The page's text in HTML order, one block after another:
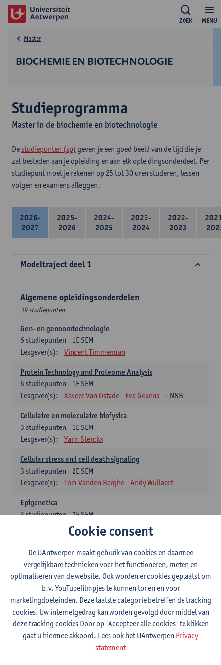
MENU
ZOEK
BIOCHEMIE EN BIOTECHNOLOGIE
Master
Studieprogramma
Master in de biochemie en biotechnologie
De studiepunten (sp) geven je een goed beeld van de tijd die je
zal besteden aan je opleiding en aan elk opleidingsonderdeel. Per
studiepunt moet je rekenen op 25 tot 30 uren studeren, lessen
volgen en examens afleggen.
2026-
2027
2025-
2026
2024-
2025
2023-
2024
2022-
2023
Modeltraject deel 1
Algemene opleidingsonderdelen
39 studiepunten
Gen- en genoomtechnologie
1E SEM
6 studiepunten
Lesgever(s):
Vincent Timmerman
Protein Technology and Proteome Analysis
1E SEM
6 studiepunten
Lesgever(s):
Xaveer Van Ostade Eva Geuens - NNB
Cellulaire en moleculaire biofysica
1E SEM
3 studiepunten
Lesgever(s):
Yann Sterckx
Cellular stress and cell death signaling
2E SEM
3 studiepunten
Lesgever(s):
Tom Vanden Berghe Andy Wullaert
Epigenetica
2E SEM
3studiepunten
Wim Vanden Berghe
2E SEM
studiepunten
Lesgever(s):
Erik Fransen Kris Laukens
Laboratory Animal Science (core module)
2E SEM
6studiepunten
Lesgever(s):
Chris Van Ginneken Debby Van Dam
Bio-ethics
Cookie consent
De UAntwerpen maakt gebruik van cookies en daarmee
vergelijkbare technieken voor het functioneren, meten en
optimaliseren van de website. Ook worden er cookies geplaatst om
b.v. YouTubefilmpjes te kunnen tonen en voor
marketingdoeleinden. Deze laatste categorie betreffen de tracking
cookies. Uw internetgedrag kan worden gevolgd door middel van
deze tracking cookies Door op 'Accepteer alle cookies' te klikken
gaat u hiermee akkoord. Lees ook het UAntwerpen Privacy
statement